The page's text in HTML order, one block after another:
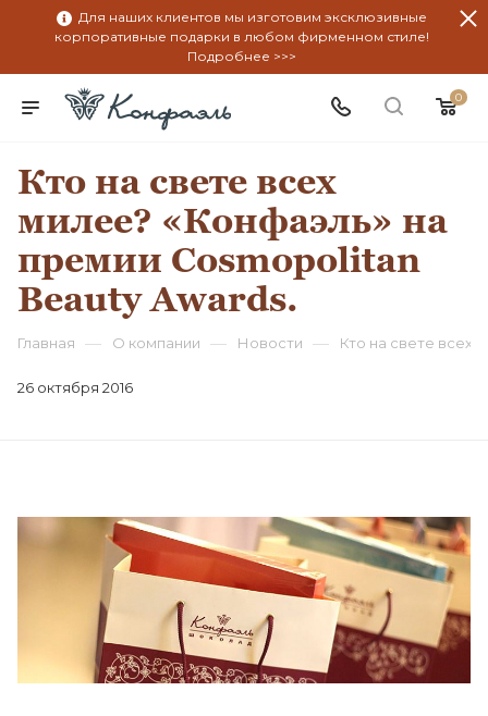
Для наших клиентов мы изготовим эксклюзивные
корпоративные подарки в любом фирменном стиле!
Подробнее >>>
0
Кто на свете всех
милее? «Конфаэль» на
премии Cosmopolitan
Beauty Awards.
Главная — О компании — Новости — Кто на свете всех
26 октября 2016